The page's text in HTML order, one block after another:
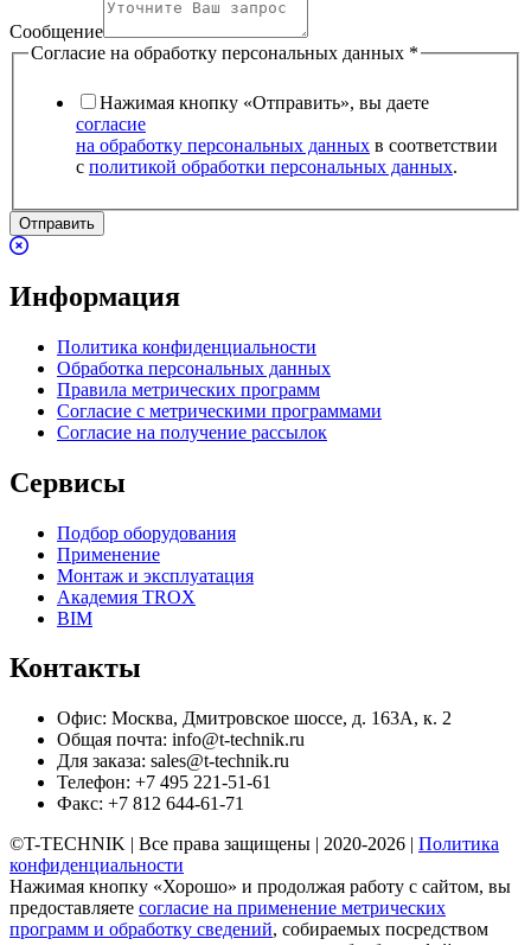
Сообщение
Согласие на обработку персональных данных *
Нажимая кнопку «Отправить», вы даете
согласие
на обработку персональных данных в соответствии
с политикой обработки персональных данных.
Отправить
Информация
Политика конфиденциальности
Обработка персональных данных
Правила метрических программ
Согласие с метрическими программами
Согласие на получение рассылок
Сервисы
Подбор оборудования
Применение
Монтаж и эксплуатация
Академия TROX
BIM
Контакты
Офис: Москва, Дмитровское шоссе, д. 163А, к. 2
Общая почта: info@t-technik.ru
Для заказа: sales@t-technik.ru
Телефон: +7 495 221-51-61
Факс: +7 812 644-61-71
©T-TECHNIK | Все права защищены | 2020-2026 | Политика
конфиденциальности
Нажимая кнопку «Хорошо» и продолжая работу с сайтом, вы
предоставляете согласие на применение метрических
программ и обработку сведений, собираемых посредством